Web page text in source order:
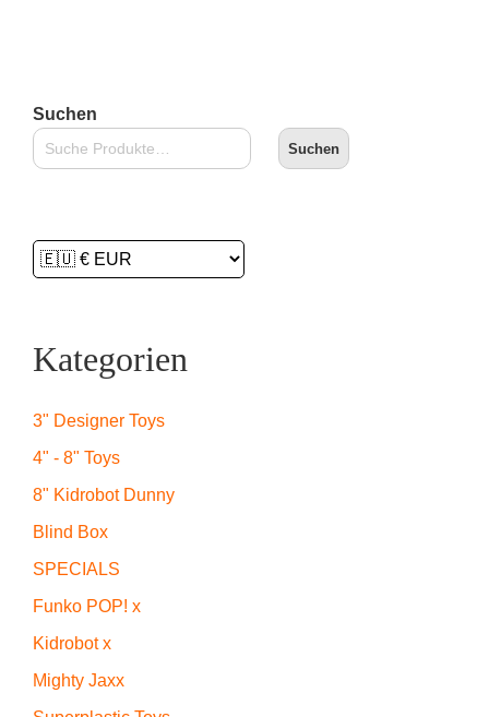
Suchen
Suchen
Kategorien
3" Designer Toys
4" - 8" Toys
8" Kidrobot Dunny
Blind Box
SPECIALS
Funko POP! x
Kidrobot x
Mighty Jaxx